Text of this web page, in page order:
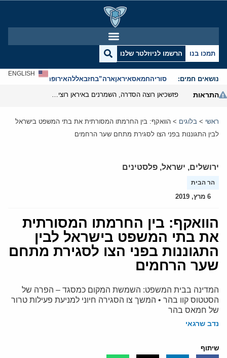
תמכו בנו הרשמו לניוזלטר שלנו
נושאים חמים: סוריהחמאסאיראןארה”בחזבאללהאירופהאנטישמיות
ENGLISH
התראות
ראשי > בלוגים > הוואקף: בין החרמתו המסורתית את בתי המשפט בישראל
לבין התגוננות בפני הצו לסגירת מתחם שער הרחמים
ירושלים, ישראל, פלסטינים
הר הבית
6 מרץ, 2019
הוואקף: בין החרמתו המסורתית
את בתי המשפט בישראל לבין
התגוננות בפני הצו לסגירת מתחם
שער הרחמים
המדינה בבית המשפט: השמשת המקום כמסגד – הפרה של
הסטטוס קוו בהר • המשך צו הסגירה חיוני למניעת פעילות טרור
של חמאס בהר
נדב שרגאי
שיתוף